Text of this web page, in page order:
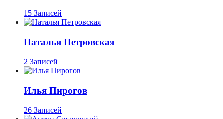
15 Записей
Наталья Петровская
2 Записей
Илья Пирогов
26 Записей